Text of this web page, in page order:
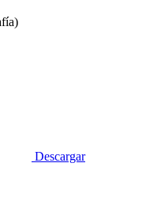
Descargar